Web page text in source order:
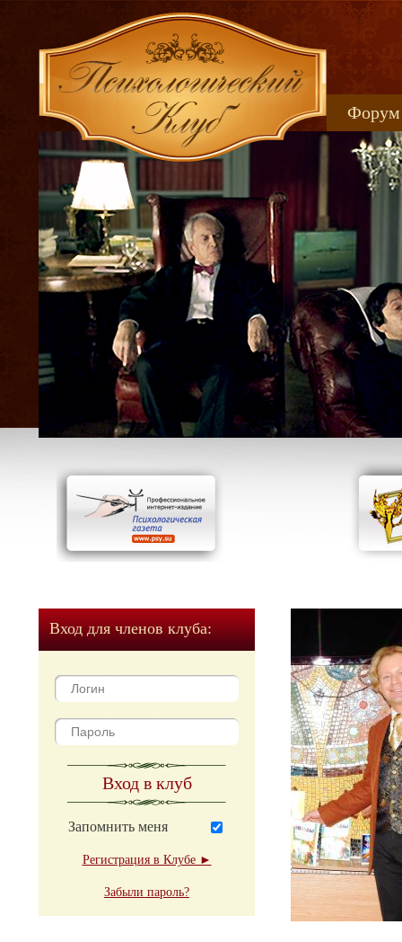
Форум
Вход для членов клуба:
Вход в клуб
Запомнить меня
Регистрация в Клубе ►
Забыли пароль?